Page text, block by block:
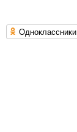
Одноклассники